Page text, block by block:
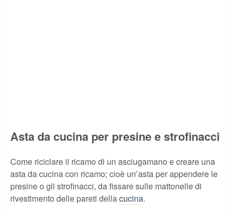
Asta da cucina per presine e strofinacci
Come riciclare il ricamo di un asciugamano e creare una
asta da cucina con ricamo; cioè un’asta per appendere le
presine o gli strofinacci, da fissare sulle mattonelle di
rivestimento delle pareti dellacucina.